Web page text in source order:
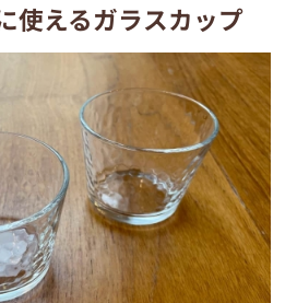
使えるガラスカップ